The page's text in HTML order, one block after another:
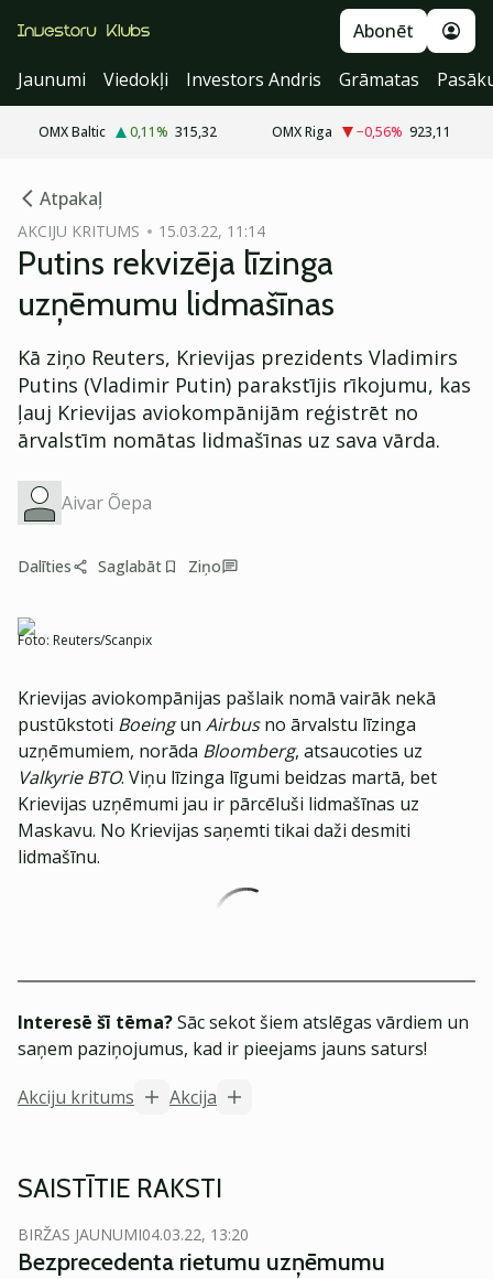
Abonēt
Jaunumi
Viedokļi Investors Andris Grāmatas
OMX Baltic 0,11% 315,32 OMX Riga −0,56% 923,11
Atpakaļ
AKCIJU KRITUMS 15.03.22, 11:14
Putins rekvizēja līzinga
uzņēmumu lidmašīnas
Kā ziņo Reuters, Krievijas prezidents Vladimirs
Putins (Vladimir Putin) parakstījis rīkojumu, kas
ļauj Krievijas aviokompānijām reģistrēt no
ārvalstīm nomātas lidmašīnas uz sava vārda.
Aivar Õepa
Dalīties Saglabāt Ziņo
Foto: Reuters/Scanpix
Krievijas aviokompānijas pašlaik nomā vairāk nekā
pustūkstoti Boeingun Airbusno ārvalstu līzinga
uzņēmumiem, norāda Bloomberg, atsaucoties uz
Valkyrie BTO. Viņu līzinga līgumi beidzas martā, bet
Krievijas uzņēmumi jau ir pārcēluši lidmašīnas uz
Maskavu. No Krievijas saņemti tikai daži desmiti
lidmašīnu.
Interesē šī tēma?Sāc sekot šiem atslēgas vārdiem un
saņem paziņojumus, kad ir pieejams jauns saturs!
Akciju kritums
Akcija
SAISTĪTIE RAKSTI
BIRŽAS JAUNUMI04.03.22, 13:20
Bezprecedenta rietumu uzņēmumu